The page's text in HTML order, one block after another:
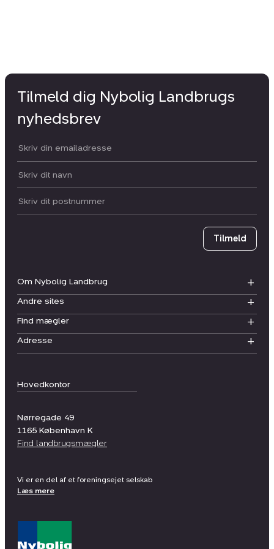
Hovedkontor
Nørregade 49
1165 København K
Find landbrugsmægler
Om Nybolig Landbrug
Andre sites
Find mægler
Adresse
Tilmeld dig Nybolig Landbrugs
nyhedsbrev
Din email:
Dit navn:
Postnummer
Tilmeld
Vi er en del af et foreningsejet selskab
Læs mere